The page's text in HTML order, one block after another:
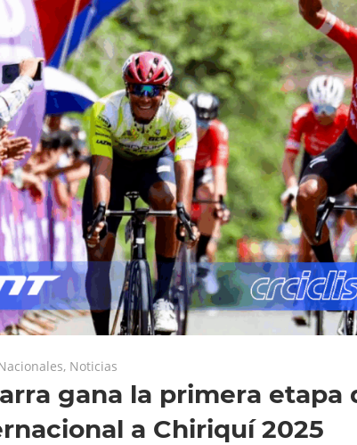
, Noticias
gana la primera etapa
a Chiriquí 2025